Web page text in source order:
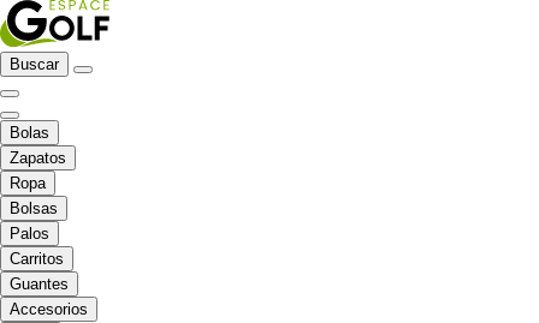
Buscar
Bolas
Zapatos
Ropa
Bolsas
Palos
Carritos
Guantes
Accesorios